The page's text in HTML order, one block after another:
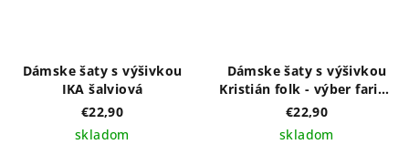
Dámske šaty s výšivkou
IKA šalviová
€22,90
skladom
Dámske šaty s výšivkou
Kristián folk - výber farieb
šiat
€22,90
skladom